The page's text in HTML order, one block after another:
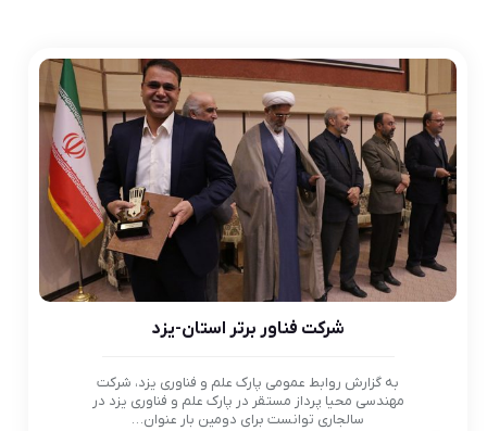
شرکت فناور برتر استان-یزد
به گزارش روابط عمومی پارک علم و فناوری یزد، شركت
مهندسي محيا پرداز مستقر در پارک علم و فناوری یزد در
سالجاری توانست برای دومین بار عنوان…